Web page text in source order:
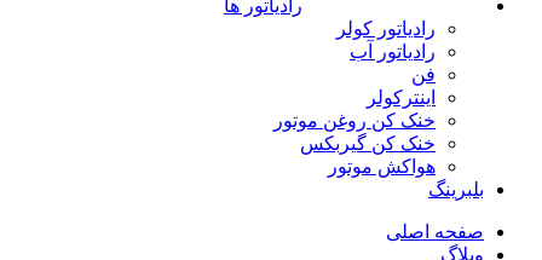
رادیاتور ها
رادیاتور کولر
رادیاتور آب
فن
اینترکولر
خنک کن روغن موتور
خنک کن گیربکس
هواکش موتور
بلبرینگ
صفحه اصلی
وبلاگ